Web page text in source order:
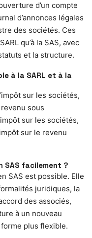
d’un compte
d’annonces légales
des sociétés. Ces
qu’à la SAS, avec
et la structure.
à la SARL et à la
sur les sociétés,
sous
sur les sociétés,
sur le revenu
SAS facilement ?
SAS est possible. Elle
juridiques, la
des associés,
à un nouveau
plus flexible.